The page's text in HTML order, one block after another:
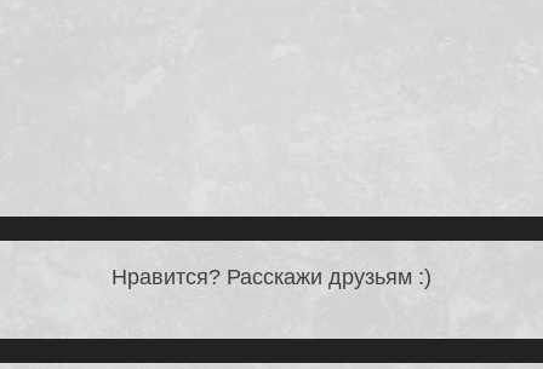
Нравится? Расскажи друзьям :)